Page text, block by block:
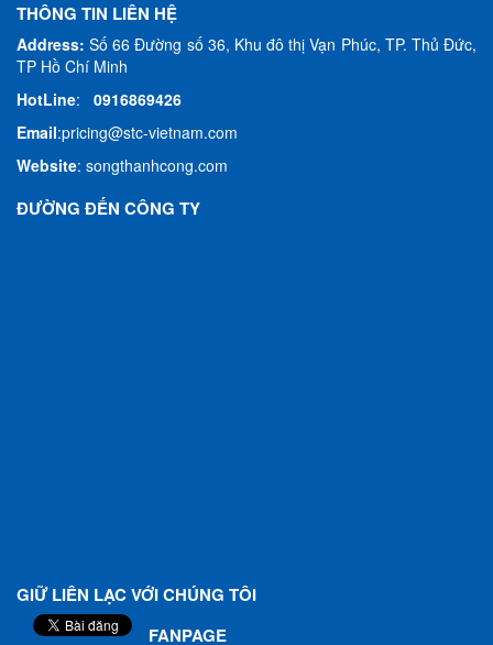
THÔNG TIN LIÊN HỆ
Address:Số 66 Đường số 36, Khu đô thị Vạn Phúc, TP. Thủ Đức,
TP Hồ Chí Minh
HotLine: 0916869426
Email:pricing@stc-vietnam.com
Website: songthanhcong.com
ĐƯỜNG ĐẾN CÔNG TY
GIỮ LIÊN LẠC VỚI CHÚNG TÔI
FANPAGE